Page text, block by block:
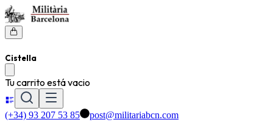
Cistella
Tu carrito está vacio
(+34) 93 207 53 85 post@militariabcn.com